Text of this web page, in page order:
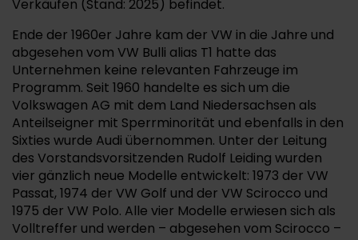
Verkäufen (Stand: 2025) befindet.
Ende der 1960er Jahre kam der VW in die Jahre und
abgesehen vom VW Bulli alias T1 hatte das
Unternehmen keine relevanten Fahrzeuge im
Programm. Seit 1960 handelte es sich um die
Volkswagen AG mit dem Land Niedersachsen als
Anteilseigner mit Sperrminorität und ebenfalls in den
Sixties wurde Audi übernommen. Unter der Leitung
des Vorstandsvorsitzenden Rudolf Leiding wurden
vier gänzlich neue Modelle entwickelt: 1973 der VW
Passat, 1974 der VW Golf und der VW Scirocco und
1975 der VW Polo. Alle vier Modelle erwiesen sich als
Volltreffer und werden – abgesehen vom Scirocco –